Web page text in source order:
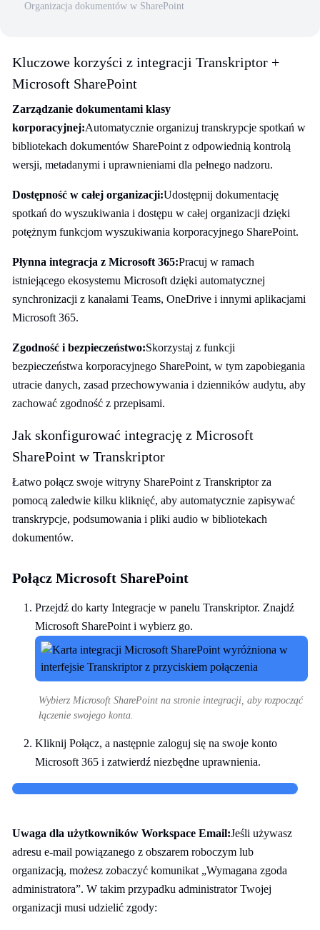
Organizacja dokumentów w SharePoint
Kluczowe korzyści z integracji Transkriptor +
Microsoft SharePoint
Zarządzanie dokumentami klasy
korporacyjnej:Automatycznie organizuj transkrypcje spotkań w
bibliotekach dokumentów SharePoint z odpowiednią kontrolą
wersji, metadanymi i uprawnieniami dla pełnego nadzoru.
Dostępność w całej organizacji:Udostępnij dokumentację
spotkań do wyszukiwania i dostępu w całej organizacji dzięki
potężnym funkcjom wyszukiwania korporacyjnego SharePoint.
Płynna integracja z Microsoft 365:Pracuj w ramach
istniejącego ekosystemu Microsoft dzięki automatycznej
synchronizacji z kanałami Teams, OneDrive i innymi aplikacjami
Microsoft 365.
Zgodność i bezpieczeństwo:Skorzystaj z funkcji
bezpieczeństwa korporacyjnego SharePoint, w tym zapobiegania
utracie danych, zasad przechowywania i dzienników audytu, aby
zachować zgodność z przepisami.
Jak skonfigurować integrację z Microsoft
SharePoint w Transkriptor
Łatwo połącz swoje witryny SharePoint z Transkriptor za
pomocą zaledwie kilku kliknięć, aby automatycznie zapisywać
transkrypcje, podsumowania i pliki audio w bibliotekach
dokumentów.
Połącz Microsoft SharePoint
Przejdź do karty Integracje w panelu Transkriptor. Znajdź
Microsoft SharePoint i wybierz go.
Wybierz Microsoft SharePoint na stronie integracji, aby rozpocząć
łączenie swojego konta.
Kliknij Połącz, a następnie zaloguj się na swoje konto
Microsoft 365 i zatwierdź niezbędne uprawnienia.
Uwaga dla użytkowników Workspace Email:Jeśli używasz
adresu e-mail powiązanego z obszarem roboczym lub
organizacją, możesz zobaczyć komunikat „Wymagana zgoda
administratora”. W takim przypadku administrator Twojej
organizacji musi udzielić zgody: